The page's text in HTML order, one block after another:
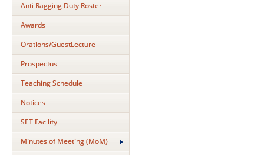
Anti Ragging Duty Roster
Awards
Orations/GuestLecture
Prospectus
Teaching Schedule
Notices
SET Facility
Minutes of Meeting (MoM)